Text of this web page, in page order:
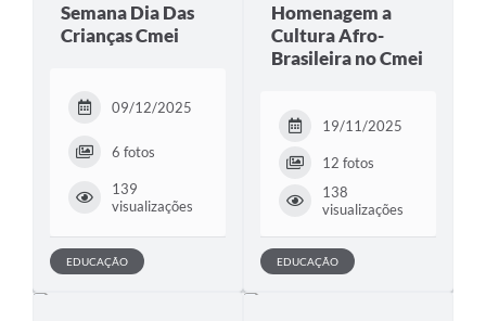
Semana Dia Das
Crianças Cmei
09/12/2025
6 fotos
139
visualizações
EDUCAÇÃO
Homenagem a
Cultura Afro-
Brasileira no Cmei
19/11/2025
12 fotos
138
visualizações
EDUCAÇÃO